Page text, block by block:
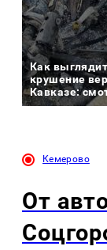
Как
крушение
Кавказе:
Кемерово
От